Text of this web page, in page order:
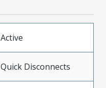
Active
Quick Disconnects